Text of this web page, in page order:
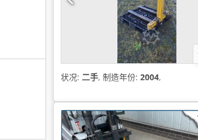
状况: 二手, 制造年份: 2004,